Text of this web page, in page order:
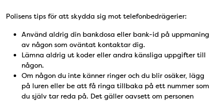
Polisens tips för att skydda sig mot telefonbedrägerier:
Använd aldrig din bankdosa eller bank-id på uppmaning
av någon som oväntat kontaktar dig.
Lämna aldrig ut koder eller andra känsliga uppgifter till
någon.
Om någon du inte känner ringer och du blir osäker, lägg
på luren eller be att få ringa tillbaka på ett nummer som
du själv tar reda på. Det gäller oavsett om personen